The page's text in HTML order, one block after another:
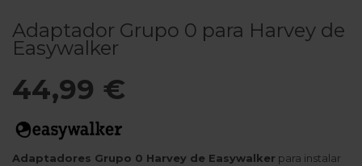
Adaptador Grupo 0 para Harvey de
Easywalker
44,99 €
Adaptadores Grupo 0 Harvey de Easywalker para instalar